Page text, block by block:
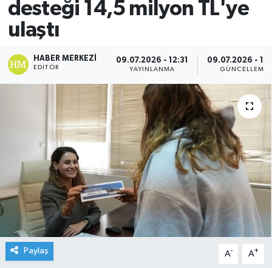
desteği 14,5 milyon TL'ye
ulaştı
HABER MERKEZI
EDITÖR
09.07.2026 - 12:31
YAYINLANMA
09.07.2026 -
GÜNCELLEME
Paylaş A- A+